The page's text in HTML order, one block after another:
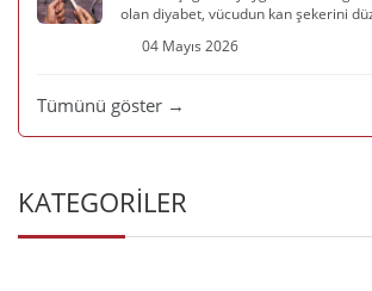
olan diyabet, vücudun kan şekerini
04 Mayıs 2026
Tümünü göster →
KATEGORİLER